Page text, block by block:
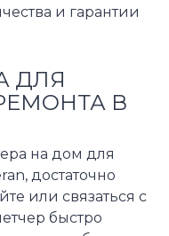
и гарантии
ДЛЯ
В
на дом для
достаточно
или связаться с
быстро